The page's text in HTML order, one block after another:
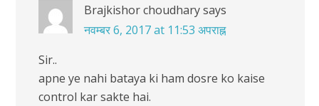
Brajkishor choudharysays
नवम्बर 6, 2017 at 11:53 अपराह्न
Sir..
apne ye nahi bataya ki ham dosre ko kaise
control kar sakte hai.